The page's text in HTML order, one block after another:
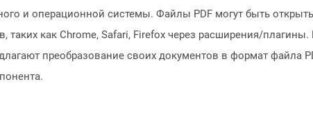
и операционной системы. Файлы PDF могут быть
таких как Chrome, Safari, Firefox через расширения/
преобразование своих документов в формат файла